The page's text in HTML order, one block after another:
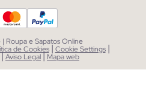
| Roupa e Sapatos Online
de Cookies | Cookie Settings |
|Aviso Legal| Mapa web